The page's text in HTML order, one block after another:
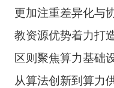
更加注重差异化与
教资源优势着力打
区则聚焦算力基础
从算法创新到算力